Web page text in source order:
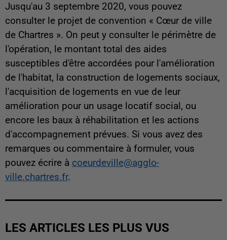
Jusqu'au 3 septembre 2020, vous pouvez
consulter le projet de convention « Cœur de ville
de Chartres ». On peut y consulter le périmètre de
l'opération, le montant total des aides
susceptibles d'être accordées pour l'amélioration
de l'habitat, la construction de logements sociaux,
l'acquisition de logements en vue de leur
amélioration pour un usage locatif social, ou
encore les baux à réhabilitation et les actions
d'accompagnement prévues. Si vous avez des
remarques ou commentaire à formuler, vous
pouvez écrire à coeurdeville@agglo-
ville.chartres.fr.
LES ARTICLES LES PLUS VUS